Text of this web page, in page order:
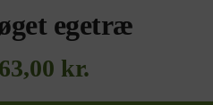
egetræ
kr.